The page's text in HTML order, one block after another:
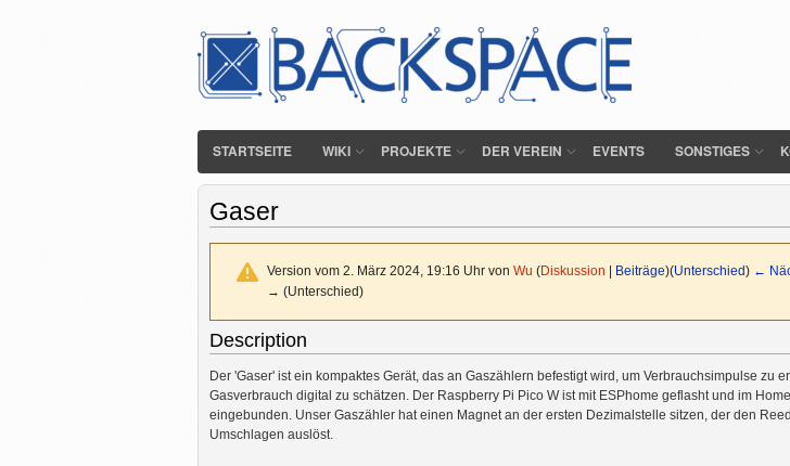
STARTSEITE WIKI PROJEKTE DER VEREIN EVENTS SONSTIGES
Gaser
Version vom 2. März 2024, 19:16 Uhr von Wu (Diskussion | Beiträge)(Unterschied) ←
→ (Unterschied)
Description
Der 'Gaser' ist ein kompaktes Gerät, das an Gaszählern befestigt wird, um Verbrauchsimpulse zu
Gasverbrauch digital zu schätzen. Der Raspberry Pi Pico W ist mit ESPhome geflasht und im
eingebunden. Unser Gaszähler hat einen Magnet an der ersten Dezimalstelle sitzen, der den
Umschlagen auslöst.